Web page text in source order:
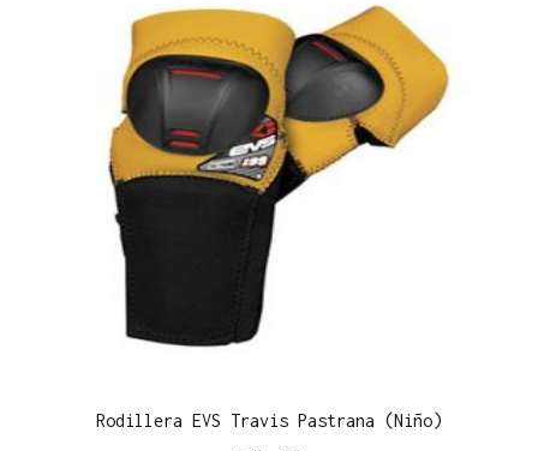
Rodillera EVS Travis Pastrana (Niño)